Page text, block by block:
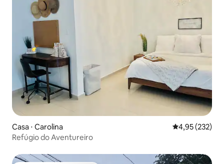
Casa ⋅ Carolina 4,95 de uma
4,95 (232)
Refúgio do Aventureiro